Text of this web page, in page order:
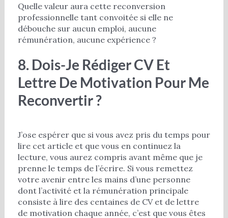
Quelle valeur aura cette reconversion
professionnelle tant convoitée si elle ne
débouche sur aucun emploi, aucune
rémunération, aucune expérience ?
8. Dois-Je Rédiger CV Et
Lettre De Motivation Pour Me
Reconvertir ?
J’ose espérer que si vous avez pris du temps pour
lire cet article et que vous en continuez la
lecture, vous aurez compris avant même que je
prenne le temps de l’écrire. Si vous remettez
votre avenir entre les mains d’une personne
dont l’activité et la rémunération principale
consiste à lire des centaines de CV et de lettre
de motivation chaque année, c’est que vous êtes